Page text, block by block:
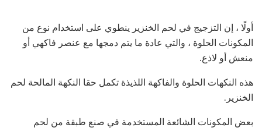
أولًا ، إن التزجيج في لحم الخنزير ينطوي على استخدام نوع من
المكونات الحلوة ، والتي عادة ما يتم دمجها مع عنصر فاكهي أو
منعش أو لاذع.
هذه النكهات الحلوة والفاكهة اللذيذة تكمل حقا النكهة المالحة لحم
الخنزير.
بعض المكونات الشائعة المستخدمة في صنع طبقة من لحم